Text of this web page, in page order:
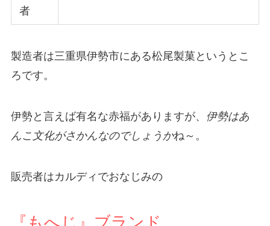
者
製造者は三重県伊勢市にある松尾製菓というとこ
ろです。
伊勢と言えば有名な赤福がありますが、 伊勢はあ
んこ文化がさかんなのでしょうかね～。
販売者はカルディでおなじみの
『もへじ』ブランド